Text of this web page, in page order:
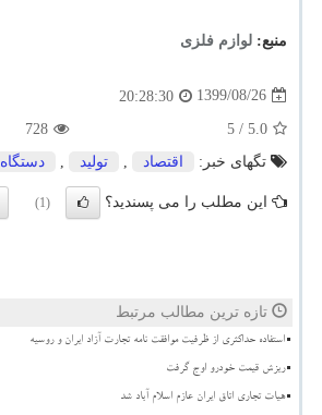
منبع: لوازم فلزی
1399/08/26
20:28:30
5.0
/ 5
728
تگهای خبر:
اقتصاد , تولید , دستگاه
این مطلب را می پسندید؟ (1)
تازه ترین مطالب مرتبط
استفاده حداکثری از ظرفیت موافقت نامه تجارت آزاد ایران و روسیه
ریزش قیمت خودرو اوج گرفت
هیات تجاری اتاق ایران عازم اسلام آباد شد